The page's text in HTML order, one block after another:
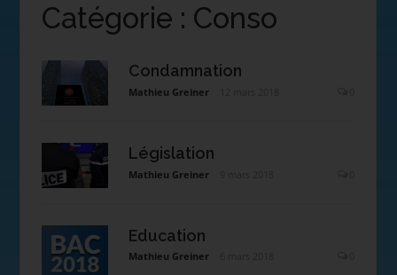
Catégorie : Conso
Condamnation
Mathieu Greiner
Législation
Mathieu Greiner
Education
Mathieu Greiner